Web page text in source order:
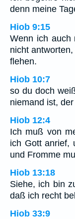
denn meine
Hiob 9:15
Wenn ich auch
nicht
flehen.
Hiob 10:7
so du doch
niemand ist,
Hiob 12:4
Ich muß von
ich Gott anrief,
und Fromme
Hiob 13:18
Siehe, ich bin
daß ich recht
Hiob 33:9